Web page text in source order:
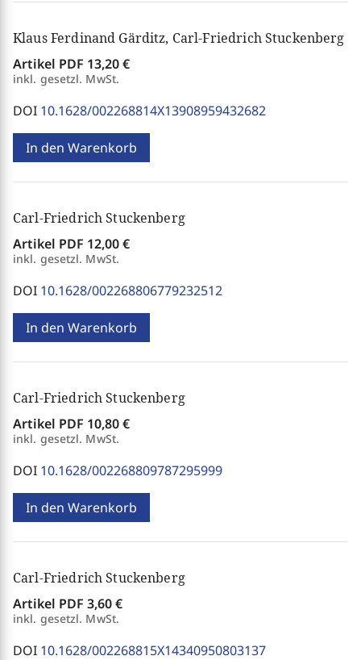
Klaus Ferdinand Gärditz, Carl-Friedrich Stuckenberg
Artikel PDF 13,20 €
inkl. gesetzl. MwSt.
DOI 10.1628/002268814X13908959432682
In den Warenkorb
Carl-Friedrich Stuckenberg
Artikel PDF 12,00 €
inkl. gesetzl. MwSt.
DOI 10.1628/002268806779232512
In den Warenkorb
Carl-Friedrich Stuckenberg
Artikel PDF 10,80 €
inkl. gesetzl. MwSt.
DOI 10.1628/002268809787295999
In den Warenkorb
Carl-Friedrich Stuckenberg
Artikel PDF 3,60 €
inkl. gesetzl. MwSt.
DOI 10.1628/002268815X14340950803137